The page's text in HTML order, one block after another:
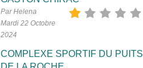
Par Helena
Mardi 22 Octobre
2024
COMPLEXE SPORTIF DU PUITS